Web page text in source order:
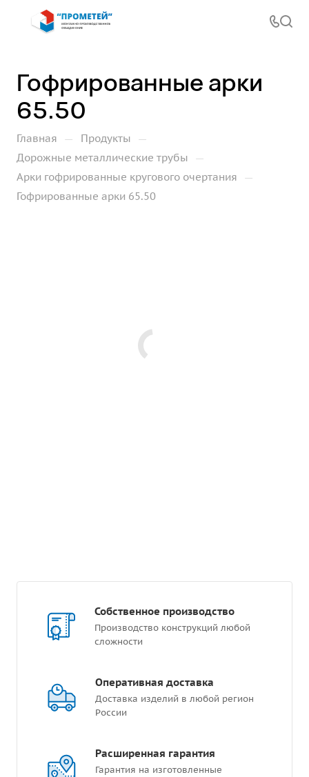
Гофрированные арки
65.50
Главная — Продукты —
Дорожные металлические трубы —
Арки гофрированные кругового очертания —
Гофрированные арки 65.50
Собственное производство
Производство конструкций любой
сложности
Оперативная доставка
Доставка изделий в любой регион
России
Расширенная гарантия
Гарантия на изготовленные